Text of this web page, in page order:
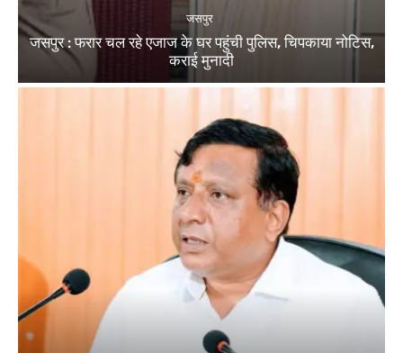
जसपुर
जसपुर : फरार चल रहे एजाज के घर पहुंची पुलिस, चिपकाया नोटिस,
कराई मुनादी